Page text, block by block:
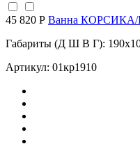
45 820 Р Ванна КОРСИКА/
Габариты (Д Ш В Г):
Артикул: 01кр1910